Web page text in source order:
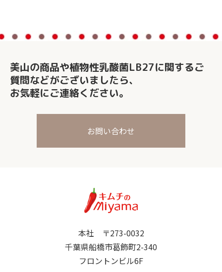
美山の商品や植物性乳酸菌LB27に関するご
質問などがございましたら、
お気軽にご連絡ください。
お問い合わせ
本社 〒273-0032
千葉県船橋市葛飾町2-340
フロントンビル6F